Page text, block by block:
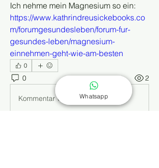
Ich nehme mein Magnesium so ein:
https://www.kathrindreusickebooks.co
m/forumgesundesleben/forum-fur-
gesundes-leben/magnesium-
einnehmen-geht-wie-am-besten
0
0 2
Kommentar verfassen...Whatsapp